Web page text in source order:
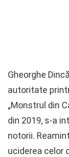
Gheorghe
autoritate
„Monstrul din
din 2019, s-a
notorii.
uciderea celor